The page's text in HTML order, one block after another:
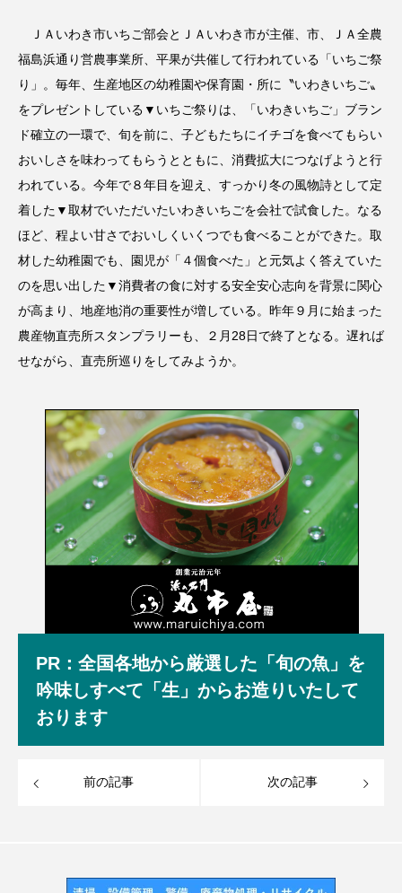
ＪＡいわき市いちご部会とＪＡいわき市が主催、市、ＪＡ全農
福島浜通り営農事業所、平果が共催して行われている「いちご祭
り」。毎年、生産地区の幼稚園や保育園・所に〝いわきいちご〟
をプレゼントしている▼いちご祭りは、「いわきいちご」ブラン
ド確立の一環で、旬を前に、子どもたちにイチゴを食べてもらい
おいしさを味わってもらうとともに、消費拡大につなげようと行
われている。今年で８年目を迎え、すっかり冬の風物詩として定
着した▼取材でいただいたいわきいちごを会社で試食した。なる
ほど、程よい甘さでおいしくいくつでも食べることができた。取
材した幼稚園でも、園児が「４個食べた」と元気よく答えていた
のを思い出した▼消費者の食に対する安全安心志向を背景に関心
が高まり、地産地消の重要性が増している。昨年９月に始まった
農産物直売所スタンプラリーも、２月28日で終了となる。遅れば
せながら、直売所巡りをしてみようか。
PR：全国各地から厳選した「旬の魚」を
吟味しすべて「生」からお造りいたして
おります
前の記事 次の記事